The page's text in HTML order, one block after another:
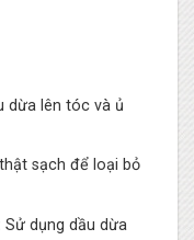
dừa lên tóc và ủ
sạch để loại bỏ
Sử dụng dầu dừa